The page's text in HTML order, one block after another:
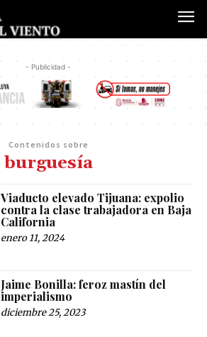
- Publicidad -
Contenidos sobre
burguesía
Viaducto elevado Tijuana: expolio
contra la clase trabajadora en Baja
California
enero 11, 2024
Jaime Bonilla: feroz mastín del
imperialismo
diciembre 25, 2023